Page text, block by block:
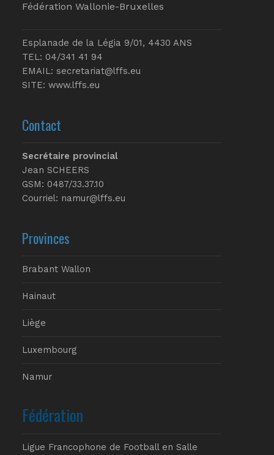
Fédération Wallonie-Bruxelles
Esplanade de la Légia 9/01, 4430 ANS
TEL: 04/341 41 94
EMAIL: secretariat@lffs.eu
SITE: www.lffs.eu
Contact
Secrétaire provincial
Jean SCHEERS
GSM: 0487/33.37.10
Courriel: namur@lffs.eu
Provinces
Brabant Wallon
Hainaut
Liège
Luxembourg
Namur
Fédération
Ligue Francophone de Football en Salle